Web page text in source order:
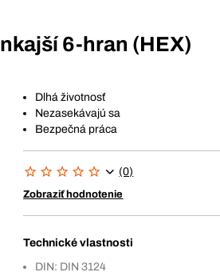
6-hran (HEX)
Dlhá životnosť
Nezasekávajú sa
Bezpečná práca
(0)
Zobraziť hodnotenie
Technické vlastnosti
DIN: DIN 3124